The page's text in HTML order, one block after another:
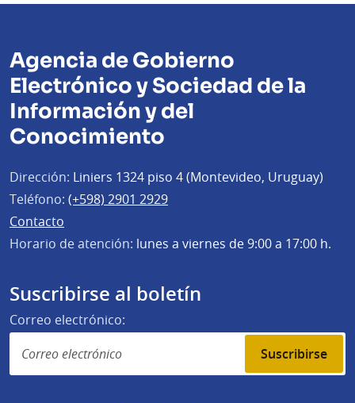
Agencia de Gobierno
Electrónico y Sociedad de la
Información y del
Conocimiento
Dirección: Liniers 1324 piso 4 (Montevideo, Uruguay)
Teléfono: (+598) 2901 2929
Contacto
Horario de atención: lunes a viernes de 9:00 a 17:00 h.
Suscribirse al boletín
Correo electrónico:
Suscribirse